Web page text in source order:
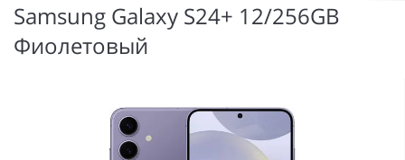
Samsung Galaxy S24+ 12/256GB
Фиолетовый